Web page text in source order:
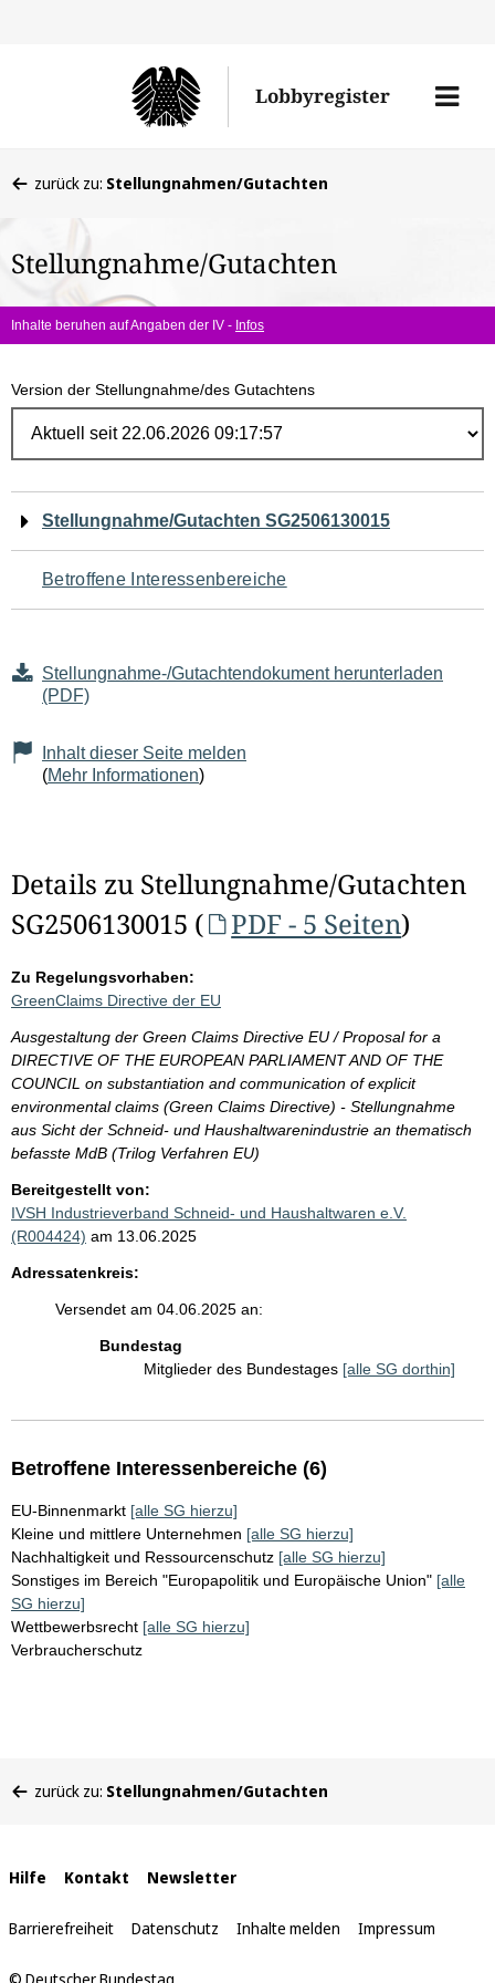
Lobbyregister
Menü
befinden
hier:
zurück zu: Stellungnahmen/Gutachten
Stellungnahme/Gutachten
Inhalte beruhen auf Angaben der IV - Infos
Version der Stellungnahme/des Gutachtens
Navigation
für
den
Seiteninhalt
Stellungnahme/Gutachten SG2506130015
Betroffene Interessenbereiche
Stellungnahme-/Gutachtendokument herunterladen
(PDF)
Inhalt dieser Seite melden
(Mehr Informationen)
Details zu Stellungnahme/Gutachten
SG2506130015 (
PDF - 5 Seiten)
Zu Regelungsvorhaben:
GreenClaims Directive der EU
Ausgestaltung der Green Claims Directive EU / Proposal for a
DIRECTIVE OF THE EUROPEAN PARLIAMENT AND OF THE
COUNCIL on substantiation and communication of explicit
environmental claims (Green Claims Directive) - Stellungnahme
aus Sicht der Schneid- und Haushaltwarenindustrie an thematisch
befasste MdB (Trilog Verfahren EU)
Bereitgestellt von:
IVSH Industrieverband Schneid- und Haushaltwaren e.V.
(R004424) am 13.06.2025
Adressatenkreis:
Versendet am 04.06.2025 an:
Bundestag
Mitglieder des Bundestages [alle SG dorthin]
Betroffene Interessenbereiche (6)
EU-Binnenmarkt [alle SG hierzu]
Kleine und mittlere Unternehmen [alle SG hierzu]
Nachhaltigkeit und Ressourcenschutz [alle SG hierzu]
Sonstiges im Bereich "Europapolitik und Europäische Union" [alle
SG hierzu]
Wettbewerbsrecht [alle SG hierzu]
Verbraucherschutz
befinden
zurück zu: Stellungnahmen/Gutachten
Interne
Links
Hilfe Kontakt Newsletter
Barrierefreiheit Datenschutz Inhalte melden Impressum